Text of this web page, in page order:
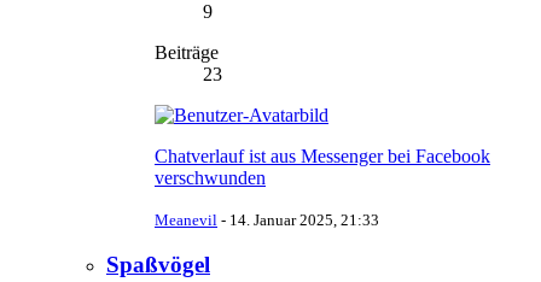
9
Beiträge
23
Chatverlauf ist aus Messenger bei Facebook
verschwunden
Meanevil - 14. Januar 2025, 21:33
Spaßvögel